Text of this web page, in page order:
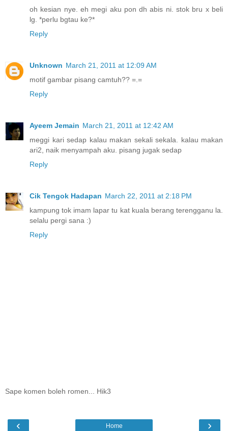
oh kesian nye. eh megi aku pon dh abis ni. stok bru x beli
lg. *perlu bgtau ke?*
Reply
Unknown March 21, 2011 at 12:09 AM
motif gambar pisang camtuh?? =.=
Reply
Ayeem Jemain March 21, 2011 at 12:42 AM
meggi kari sedap kalau makan sekali sekala. kalau makan
ari2, naik menyampah aku. pisang jugak sedap
Reply
Cik Tengok Hadapan March 22, 2011 at 2:18 PM
kampung tok imam lapar tu kat kuala berang terengganu la.
selalu pergi sana :)
Reply
Sape komen boleh romen... Hik3
‹ ›
Home